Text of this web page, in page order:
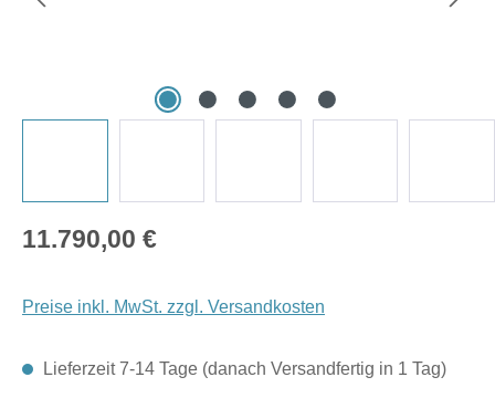
Regulärer Preis:
11.790,00 €
Preise inkl. MwSt. zzgl. Versandkosten
Lieferzeit 7-14 Tage (danach Versandfertig in 1 Tag)